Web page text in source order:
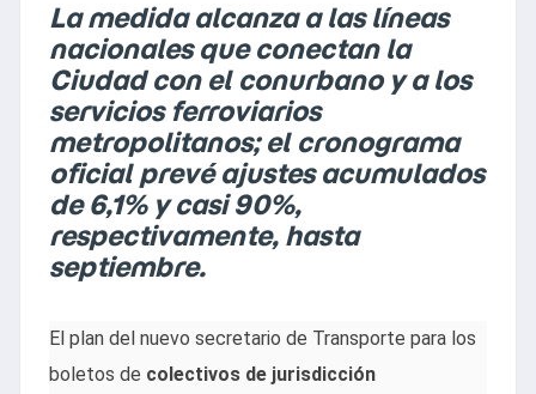
La medida alcanza a las líneas
nacionales que conectan la
Ciudad con el conurbano y a los
servicios ferroviarios
metropolitanos; el cronograma
oficial prevé ajustes acumulados
de 6,1% y casi 90%,
respectivamente, hasta
septiembre.
El plan del nuevo secretario de Transporte para los
boletos de colectivos de jurisdicción